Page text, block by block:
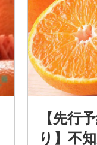
【先行
り】不